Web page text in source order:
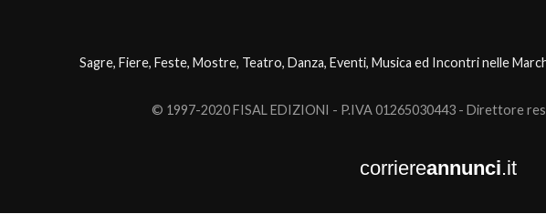
Sagre, Fiere, Feste, Mostre, Teatro, Danza, Eventi, Musica ed Incontri nelle
© 1997-2020 FISAL EDIZIONI - P.IVA 01265030443 - Direttore
corriereannunci.it